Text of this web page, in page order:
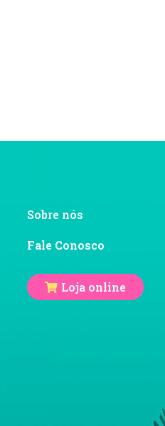
Sobre nós
Fale Conosco
Loja online